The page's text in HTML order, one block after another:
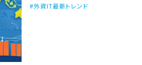
外資IT最新トレンド